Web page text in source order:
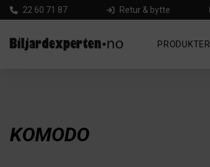
22 60 71 87 Retur & bytte
PRODUKTER
KOMODO